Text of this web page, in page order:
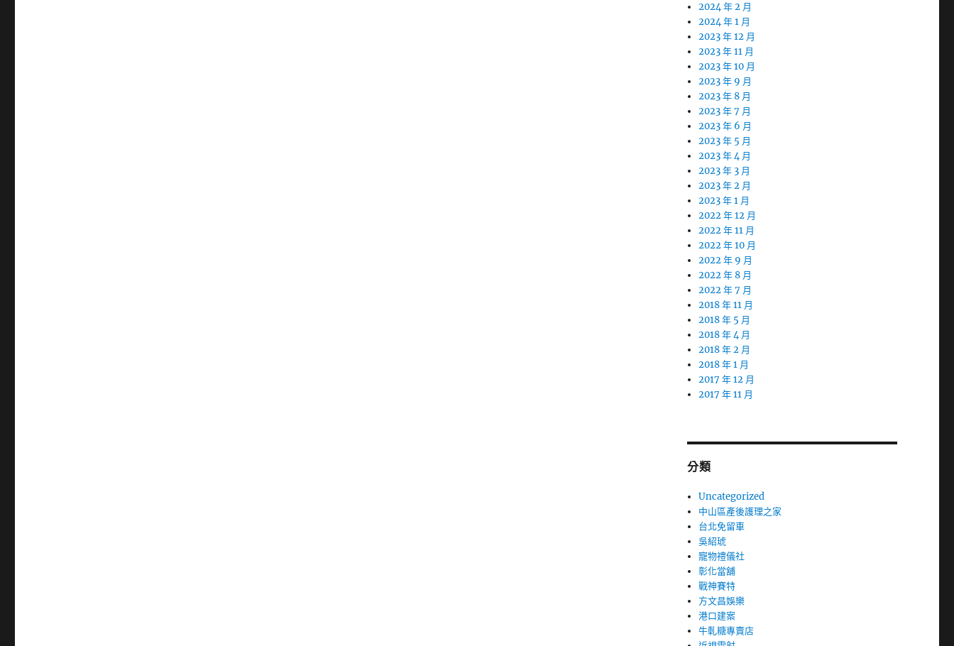
2024 年 2 月
2024 年 1 月
2023 年 12 月
2023 年 11 月
2023 年 10 月
2023 年 9 月
2023 年 8 月
2023 年 7 月
2023 年 6 月
2023 年 5 月
2023 年 4 月
2023 年 3 月
2023 年 2 月
2023 年 1 月
2022 年 12 月
2022 年 11 月
2022 年 10 月
2022 年 9 月
2022 年 8 月
2022 年 7 月
2018 年 11 月
2018 年 5 月
2018 年 4 月
2018 年 2 月
2018 年 1 月
2017 年 12 月
2017 年 11 月
分類
Uncategorized
中山區產後護理之家
台北免留車
吳紹琥
寵物禮儀社
彰化當舖
戰神賽特
方文昌娛樂
港口建案
牛軋糖專賣店